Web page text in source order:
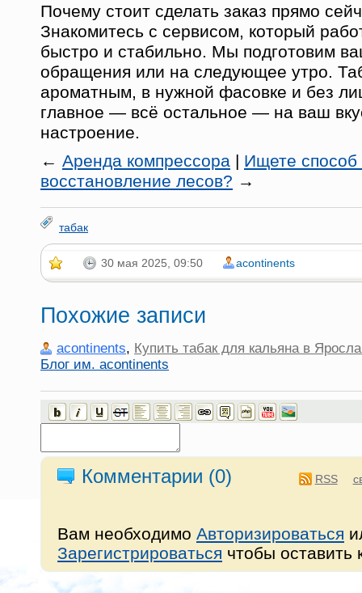
Почему стоит сделать заказ прямо
Знакомитесь с сервисом, который
быстро и стабильно. Мы подготовим
обращения или на следующее утро.
ароматным, в нужной фасовке и без
главное — всё остальное — на ваш
настроение.
← Аренда компрессора | Ищете способ
восстановление лесов? →
табак
30 мая 2025, 09:50 acontinents
Похожие записи
acontinents, Купить табак для кальяна в
Блог им. acontinents
Комментарии (0) RSS
Вам необходимо Авторизироваться
Зарегистрироваться чтобы оставить